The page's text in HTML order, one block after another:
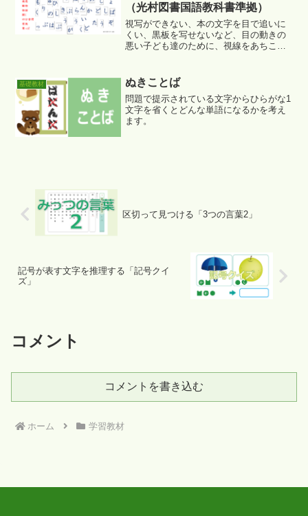
（光村図書国語教科書準拠）
視写ができない、本の文字を目で追いに
くい、黒板を写せないなど、目の動きの
悪い子ども達のために、視線をあちこち
作りました。3学年で習う漢字に対応させ
ており、教科書に出てくる順になってい
ますので、国語の進度に合わせてご活用
ください。光村図書の国語教科書に準じ
て作成しました。予習にも復習にもお使
基礎教材 ぬきことば
問題で提示されている文字からひらがな1
文字を省くとどんな単語になるかを考え
ます。
区切って見つける「3つの言葉2」
記号が表す文字を推理する「記号クイ
ズ」
コメント
コメントを書き込む
ホーム 学習教材